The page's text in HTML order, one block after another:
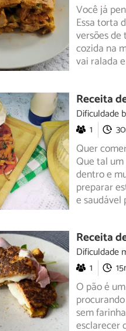
Você já
Essa torta
versõesde
cozida na
vai ralada
Receita
Dificuldade
1
Quer
Que tal
dentro e
preparar
e saudável
Receita
Dificuldade
1
O pão é
sem
esclarecer